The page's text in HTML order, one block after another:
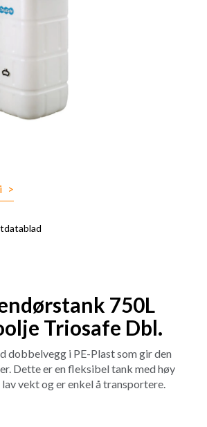
>
750L
Triosafe Dbl.
dobbelvegg i PE-Plast som gir den
Dette er en fleksibel tank med høy
vekt og er enkel å transportere.